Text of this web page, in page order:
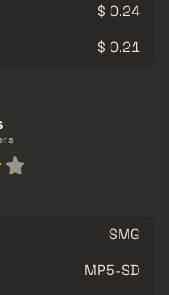
$ 0.24
$ 0.21
SMG
MP5-SD